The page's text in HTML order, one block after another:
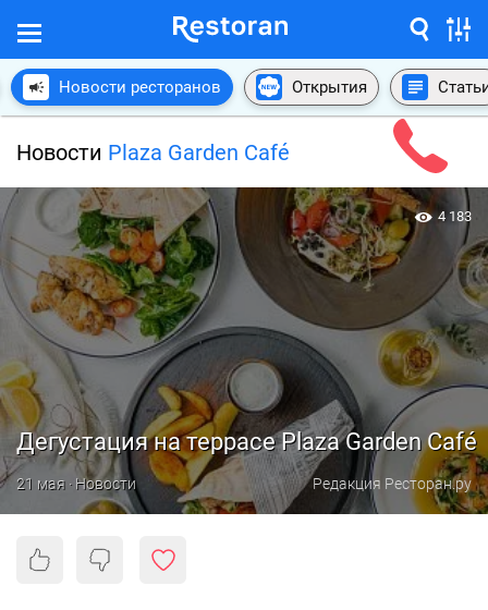
Новости ресторанов Открытия
Новости Plaza Garden Café
Дегустация на террасе Plaza Garden Café
21 мая · Новости Редакция Ресторан.ру
4 183